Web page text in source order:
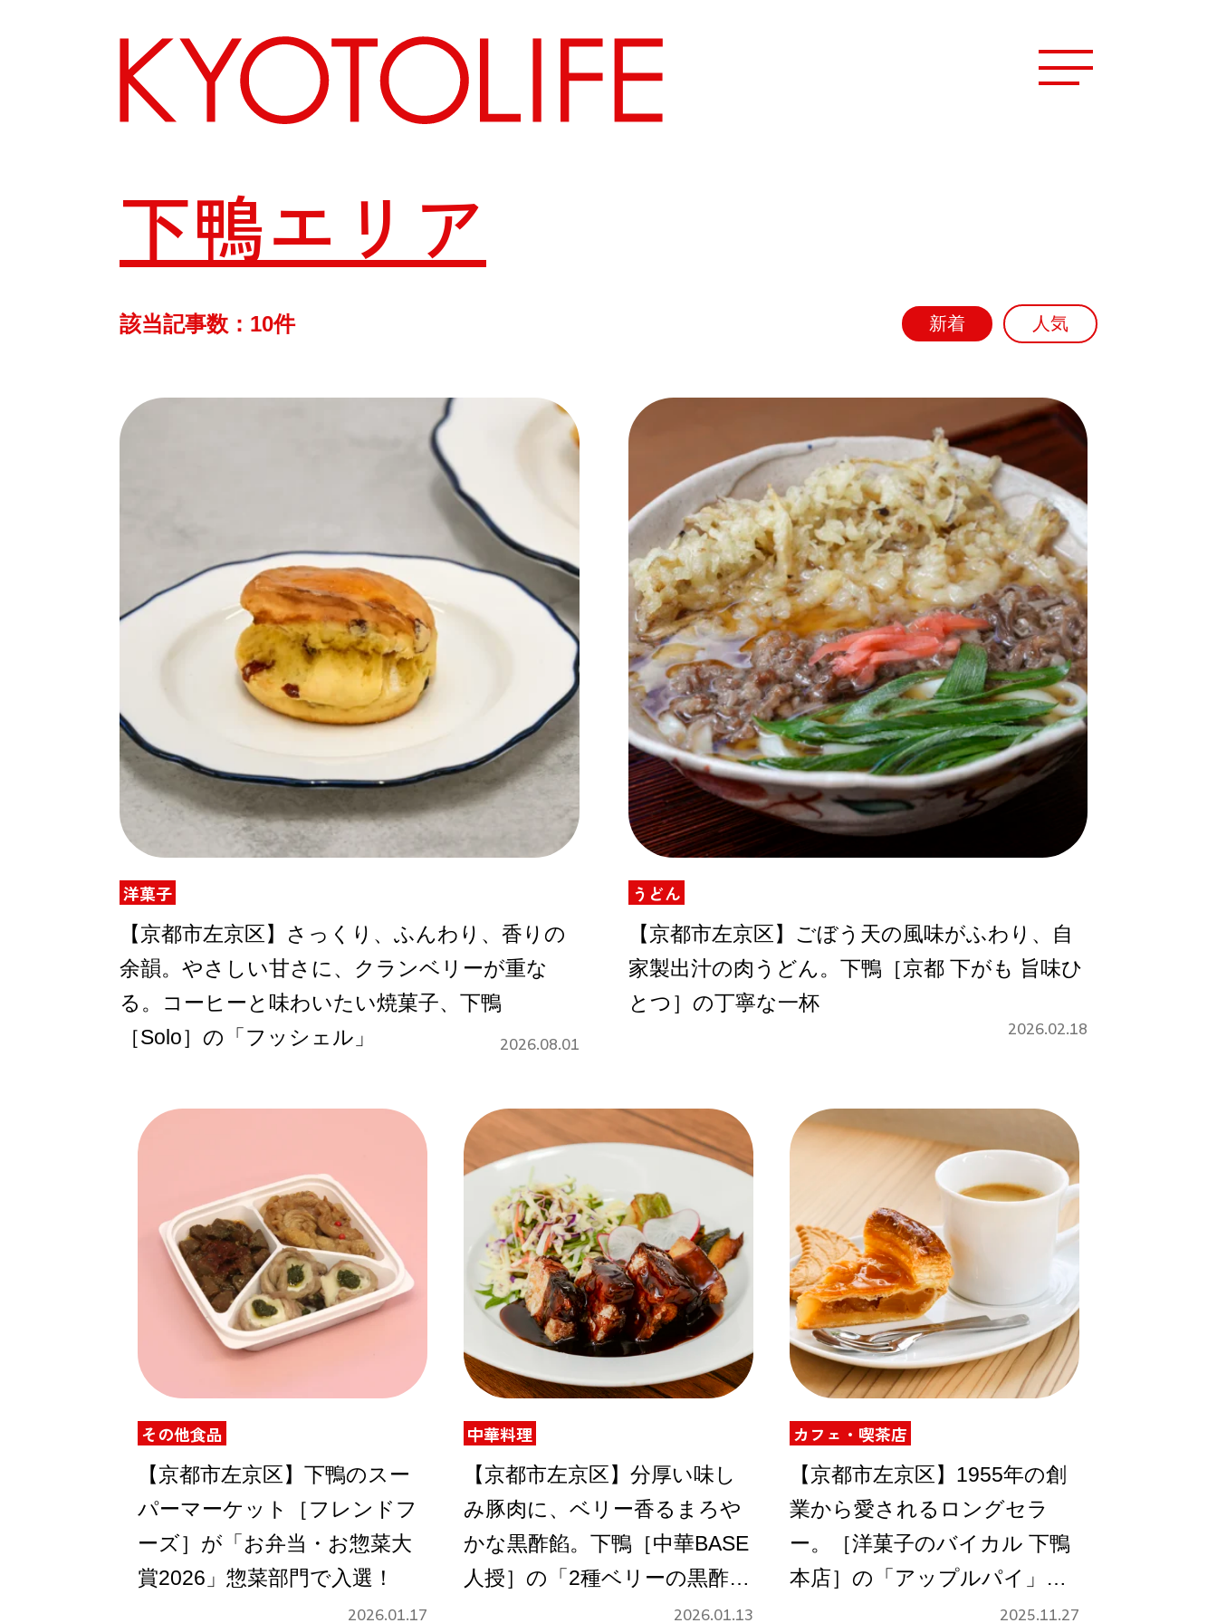
エリアから探す
カテゴリーから探す
SPECIAL NEW OPEN
カレーが好き
京都おやつクラブ
私と店のはなし
京都の書店
CULTURE
関西で開催。おすすめの展覧会
おすすめの映画
誠光社で選びました。おすすめの本
紹介します。おすすめのイベント
ABOUT US Instagram
チケットプレゼント応募
下鴨エリア
該当記事数：10件
洋菓子
【京都市左京区】さっくり、ふんわり、香りの
余韻。やさしい甘さに、クランベリーが重な
る。コーヒーと味わいたい焼菓子、下鴨
［Solo］の「フッシェル」
2026.08.01
うどん
【京都市左京区】ごぼう天の風味がふわり、自
家製出汁の肉うどん。下鴨［京都 下がも 旨味ひ
とつ］の丁寧な一杯
2026.02.18
その他食品
【京都市左京区】下鴨のスー
パーマーケット［フレンドフ
ーズ］が「お弁当・お惣菜大
賞2026」惣菜部門で入選！
2026.01.17
中華料理
【京都市左京区】分厚い味し
み豚肉に、ベリー香るまろや
かな黒酢餡。下鴨［中華BASE
人授］の「2種ベリーの黒酢
2026.01.13
カフェ・喫茶店
【京都市左京区】1955年の創
業から愛されるロングセラ
ー。［洋菓子のバイカル 下鴨
本店］の「アップルパイ」を
2025.11.27